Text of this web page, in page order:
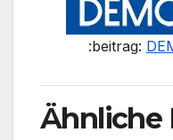
:beitrag:
Ähnliche